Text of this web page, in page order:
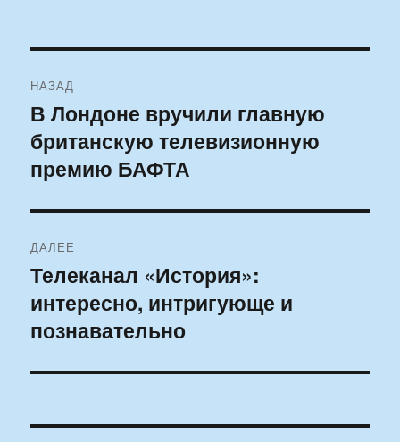
по
записям
НАЗАД
Предыдущая
запись:
В Лондоне вручили главную
британскую телевизионную
премию БАФТА
ДАЛЕЕ
Следующая
запись:
Телеканал «История»:
интересно, интригующе и
познавательно